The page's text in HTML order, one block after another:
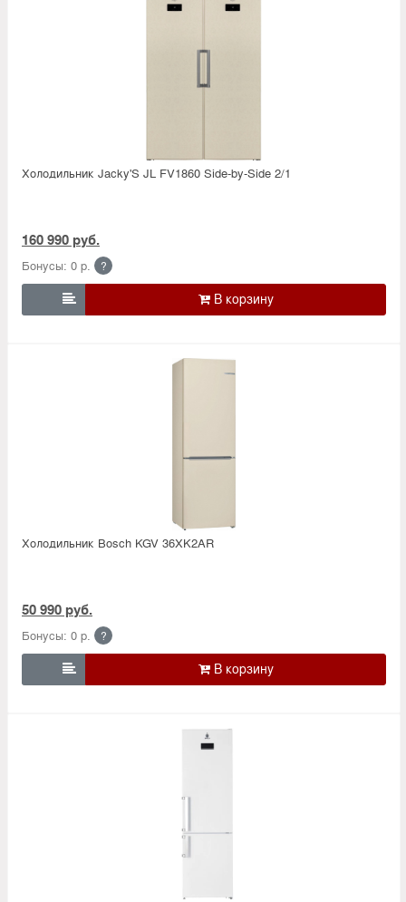
Холодильник Jacky'S JL FV1860 Side-by-Side 2/1
160 990 руб.
Бонусы: 0 р. ?

Холодильник Bosсh KGV 36XK2AR
50 990 руб.
Бонусы: 0 р. ?
